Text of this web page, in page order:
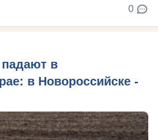
0
в
в Новороссийске -